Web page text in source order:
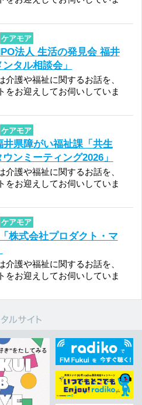
2026年7月31日付
番組表
放送番組基準
個人情報
保護方針
お問い合わせ